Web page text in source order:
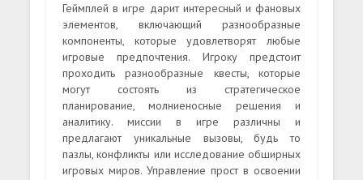
Геймплей в игре дарит интересный и фановых
элементов, включающий разнообразные
компоненты, которые удовлетворят любые
игровые предпочтения. Игроку предстоит
проходить разнообразные квесты, которые
могут состоять из стратегическое
планирование, молниеносные решения и
аналитику. миссии в игре различны и
предлагают уникальные вызовы, будь то
пазлы, конфликты или исследование обширных
игровых миров. Управление прост в освоении